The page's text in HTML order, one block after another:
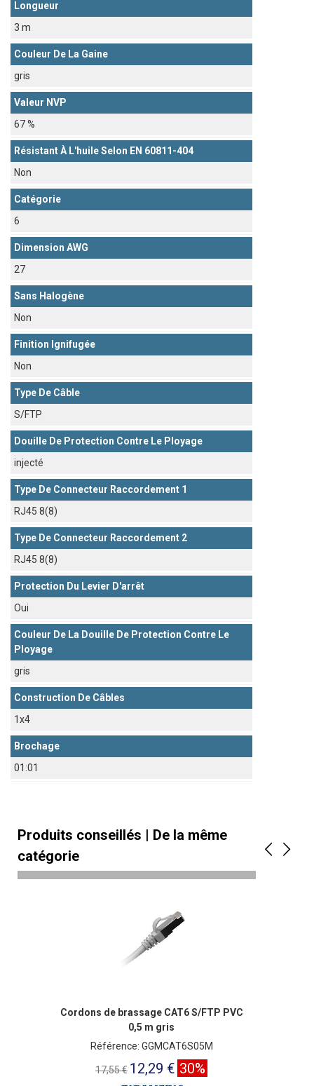
Longueur
3 m
Couleur De La Gaine
gris
Valeur NVP
67 %
Résistant À L'huile Selon EN 60811-404
Non
Catégorie
6
Dimension AWG
27
Sans Halogène
Non
Finition Ignifugée
Non
Type De Câble
S/FTP
Douille De Protection Contre Le Ployage
injecté
Type De Connecteur Raccordement 1
RJ45 8(8)
Type De Connecteur Raccordement 2
RJ45 8(8)
Protection Du Levier D'arrêt
Oui
Couleur De La Douille De Protection Contre Le
Ployage
gris
Construction De Câbles
1x4
Brochage
01:01
Produits conseillés | De la même
catégorie
Cordons de brassage CAT6 S/FTP PVC
0,5 m gris
Référence: GGMCAT6S05M
17,55 € 12,29 € 30%